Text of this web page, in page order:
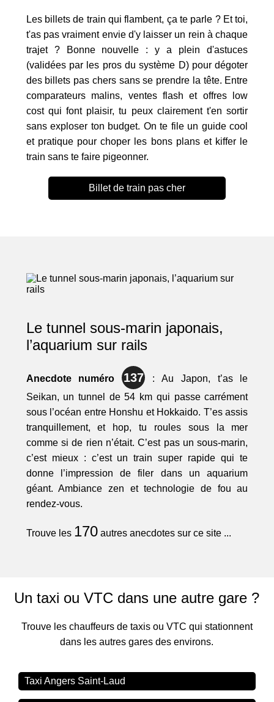
Les billets de train qui flambent, ça te parle ? Et toi,
t'as pas vraiment envie d'y laisser un rein à chaque
trajet ? Bonne nouvelle : y a plein d'astuces
(validées par les pros du système D) pour dégoter
des billets pas chers sans se prendre la tête. Entre
comparateurs malins, ventes flash et offres low
cost qui font plaisir, tu peux clairement t'en sortir
sans exploser ton budget. On te file un guide cool
et pratique pour choper les bons plans et kiffer le
train sans te faire pigeonner.
Billet de train pas cher
Le tunnel sous-marin japonais,
l’aquarium sur rails
Anecdote numéro 137
: Au Japon, t’as le
Seikan, un tunnel de 54 km qui passe carrément
sous l’océan entre Honshu et Hokkaido. T’es assis
tranquillement, et hop, tu roules sous la mer
comme si de rien n’était. C’est pas un sous-marin,
c’est mieux : c’est un train super rapide qui te
donne l’impression de filer dans un aquarium
géant. Ambiance zen et technologie de fou au
rendez-vous.
Trouve les 170autres anecdotes sur ce site ...
Un taxi ou VTC dans une autre gare ?
Trouve les chauffeurs de taxis ou VTC qui stationnent
dans les autres gares des environs.
Taxi Angers Saint-Laud